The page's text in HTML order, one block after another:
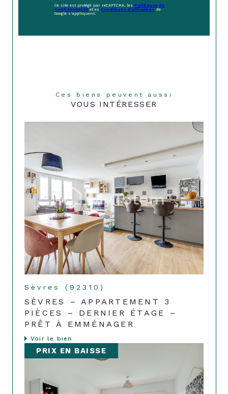
Ce site est protégé par reCAPTCHA, lesPolitiques de
Confidentialité et esConditions d'utilisation de
Google s'appliquent.
Ces biens peuvent aussi
VOUS INTÉRESSER
Sèvres (92310)
SÈVRES – APPARTEMENT 3
PIÈCES – DERNIER ÉTAGE –
PRÊT À EMMÉNAGER
Voir le bien
PRIX EN BAISSE